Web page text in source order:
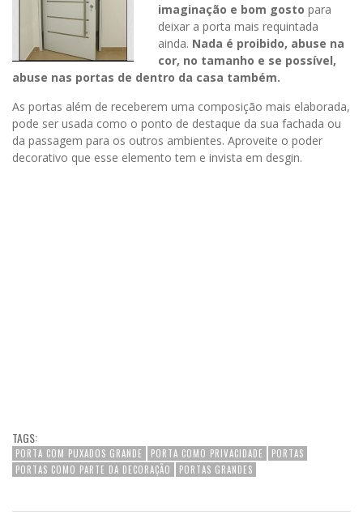
imaginação e bom gosto para
deixar a porta mais requintada
ainda. Nada é proibido, abuse na
cor, no tamanho e se possível,
abuse nas portas de dentro da casa também.
As portas além de receberem uma composição mais elaborada,
pode ser usada como o ponto de destaque da sua fachada ou
da passagem para os outros ambientes. Aproveite o poder
decorativo que esse elemento tem e invista em desgin.
TAGS:
PORTA COM PUXADOS GRANDE PORTA COMO PRIVACIDADE
PORTAS
PORTAS COMO PARTE DA DECORAÇÃO
PORTAS GRANDES